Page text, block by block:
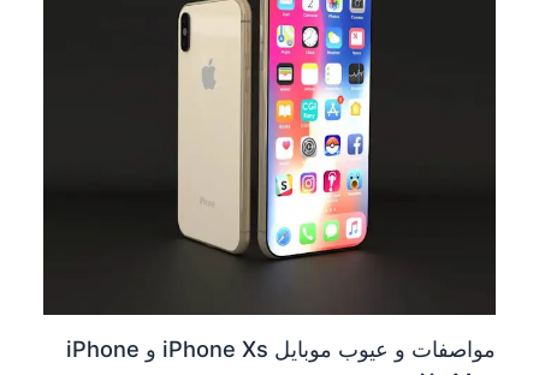
مواصفات و عيوب موبايل iPhone Xs و iPhone